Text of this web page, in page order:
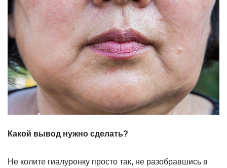
Какой вывод нужно сделать?
Не колите гиалуронку просто так, не разобравшись в